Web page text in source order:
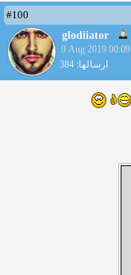
#100
glodiiator
9 Aug 2019 00:09
ارسالها: 384